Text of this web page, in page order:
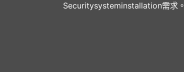
Securitysysteminstallation需求。